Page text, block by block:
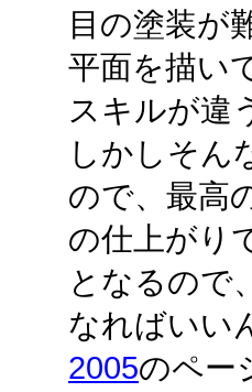
目の塗装が
平面を描い
スキルが違
しかしそん
ので、最高
の仕上がり
となるので
なればいい
2005のペー